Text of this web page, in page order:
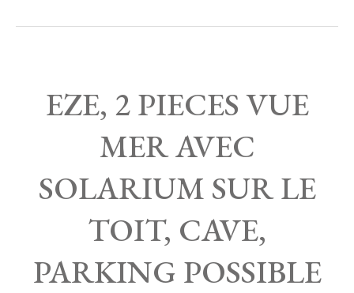
EZE, 2 PIECES VUE
MER AVEC
SOLARIUM SUR LE
TOIT, CAVE,
PARKING POSSIBLE